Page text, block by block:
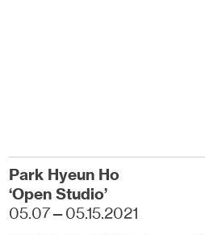
Park Hyeun Ho
‘Open Studio’
05.07—05.15.2021